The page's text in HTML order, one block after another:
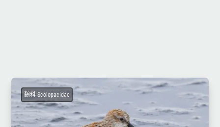
鷸科 Scolopacidae